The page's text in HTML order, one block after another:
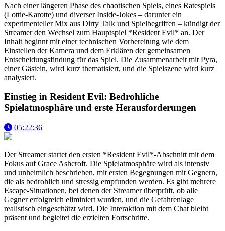
Nach einer längeren Phase des chaotischen Spiels, eines Ratespiels
(Lottie-Karotte) und diverser Inside-Jokes – darunter ein
experimenteller Mix aus Dirty Talk und Spielbegriffen – kündigt der
Streamer den Wechsel zum Hauptspiel *Resident Evil* an. Der
Inhalt beginnt mit einer technischen Vorbereitung wie dem
Einstellen der Kamera und dem Erklären der gemeinsamen
Entscheidungsfindung für das Spiel. Die Zusammenarbeit mit Pyra,
einer Gästein, wird kurz thematisiert, und die Spielszene wird kurz
analysiert.
Einstieg in Resident Evil: Bedrohliche
Spielatmosphäre und erste Herausforderungen
05:22:36
Der Streamer startet den ersten *Resident Evil*-Abschnitt mit dem
Fokus auf Grace Ashcroft. Die Spielatmosphäre wird als intensiv
und unheimlich beschrieben, mit ersten Begegnungen mit Gegnern,
die als bedrohlich und stressig empfunden werden. Es gibt mehrere
Escape-Situationen, bei denen der Streamer überprüft, ob alle
Gegner erfolgreich eliminiert wurden, und die Gefahrenlage
realistisch eingeschätzt wird. Die Interaktion mit dem Chat bleibt
präsent und begleitet die erzielten Fortschritte.